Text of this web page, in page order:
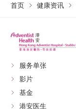
首页 健康资讯
服务单张
影片
基金
港安医生